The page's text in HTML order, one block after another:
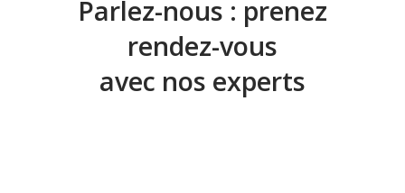
besoins.Parlez-nous : prenez
rendez-vous
avec nos experts